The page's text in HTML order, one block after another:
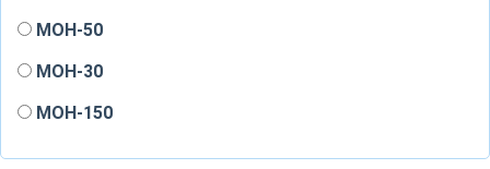
МОН-50
МОН-30
МОН-150